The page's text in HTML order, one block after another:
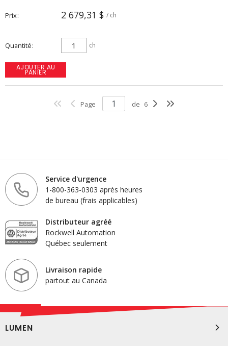
Prix 2 679,31 $ / ch
Quantité ch
AJOUTER AU
PANIER
Page de 6
Service d'urgence
1-800-363-0303 après heures
de bureau (frais applicables)
Distributeur agréé
Rockwell Automation
Québec seulement
Livraison rapide
partout au Canada
LUMEN